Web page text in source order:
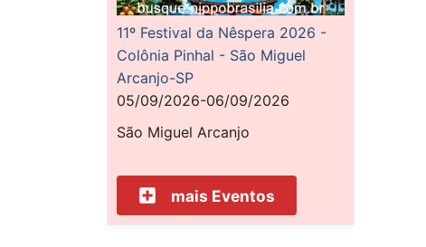
11º Festival da Nêspera 2026 -
Colônia Pinhal - São Miguel
Arcanjo-SP
05/09/2026-06/09/2026
São Miguel Arcanjo
mais Eventos